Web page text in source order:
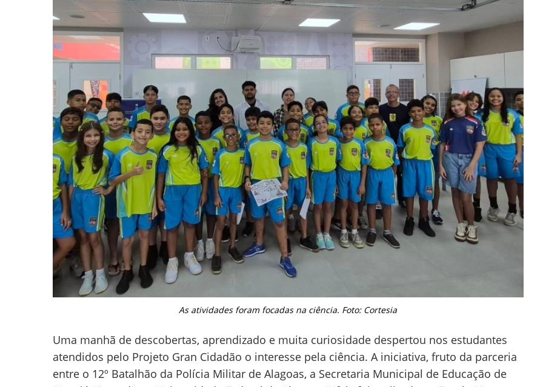
As atividades foram focadas na ciência. Foto: Cortesia
Uma manhã de descobertas, aprendizado e muita curiosidade despertou nos estudantes
atendidos pelo Projeto Gran Cidadão o interesse pela ciência. A iniciativa, fruto da parceria
entre o 12º Batalhão da Polícia Militar de Alagoas, a Secretaria Municipal de Educação de